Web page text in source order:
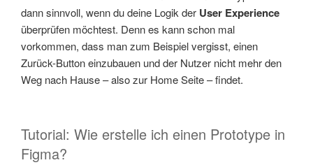
dann sinnvoll, wenn du deine Logik der User Experience
überprüfen möchtest. Denn es kann schon mal
vorkommen, dass man zum Beispiel vergisst, einen
Zurück-Button einzubauen und der Nutzer nicht mehr den
Weg nach Hause – also zur Home Seite – findet.
Tutorial: Wie erstelle ich einen Prototype in
Figma?